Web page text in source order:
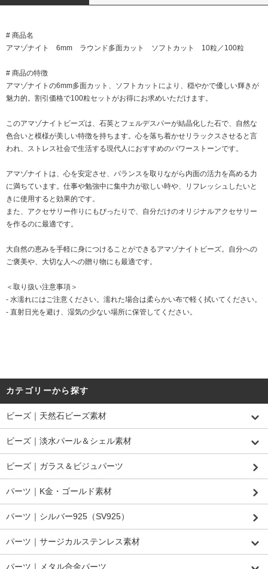
# 商品名
アマゾナイト 6mm ラウンド多面カット ソフトカット 10粒／100粒
# 商品の特徴
アマゾナイトの6mm多面カット、ソフトカットにより、穏やかで優しい輝きが
魅力的。割引価格で100粒セットがお得にお求めいただけます。
このアマゾナイトビーズは、石英とフェルデスパーが結晶化した石で、自然な
色合いと模様が美しい特徴を持ちます。心を落ち着かせリラックスさせると言
われ、ストレス社会で生活する現代人におすすめのパワーストーンです。
アマゾナイトは、心を安定させ、バランスを取りながら内面の活力を高める力
に満ちています。仕事や勉強中に集中力が欲しい時や、リフレッシュしたいと
きに使用すると効果的です。
また、アクセサリー作りにもぴったりで、自分だけのオリジナルアクセサリー
を作るのに最適です。
大自然の恵みを手軽に身につけることができるアマゾナイトビーズ。自分への
ご褒美や、大切な人への贈り物にも最適です。
＜取り扱い注意事項＞
- 水濡れにはご注意ください。濡れた場合は柔らかい布で軽く拭いてください。
- 直射日光を避け、湿気の少ない場所に保管してください。
カテゴリーから探す
ビーズ｜天然石ビーズ素材
ビーズ｜淡水パール＆シェル素材
ビーズ｜ガラス＆ビジュパーツ
パーツ｜K金・ゴールド素材
パーツ｜シルバー925（SV925）
パーツ｜サージカルステンレス素材
パーツ｜メタル合金パーツ